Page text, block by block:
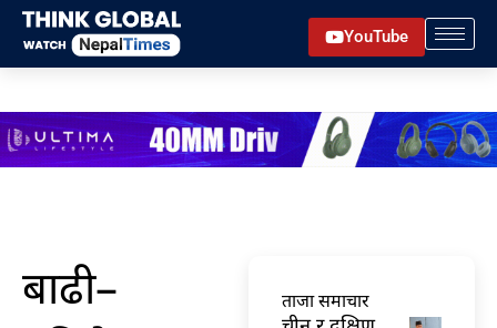
Skip
content
YouTube
बाढी–
ताजा समाचार